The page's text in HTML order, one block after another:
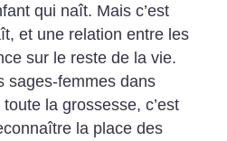
qui naît. Mais c’est
et une relation entre les
sur le reste de la vie.
sages-femmes dans
la grossesse, c’est
la place des